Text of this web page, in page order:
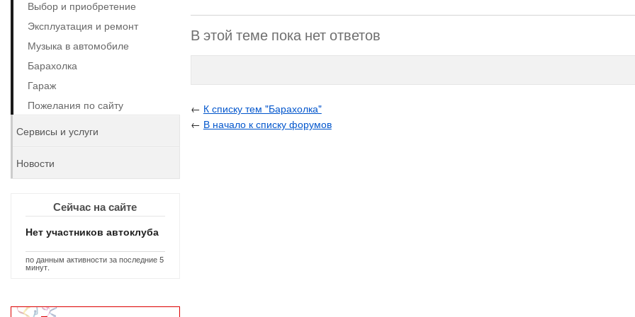
В этой теме пока нет ответов
← К списку тем "Барахолка"
← В начало к списку форумов
Выбор и приобретение
Эксплуатация и ремонт
Музыка в автомобиле
Барахолка
Гараж
Пожелания по сайту
Сервисы и услуги
Новости
Сейчас на сайте
Нет участников автоклуба
по данным активности за последние 5
минут.